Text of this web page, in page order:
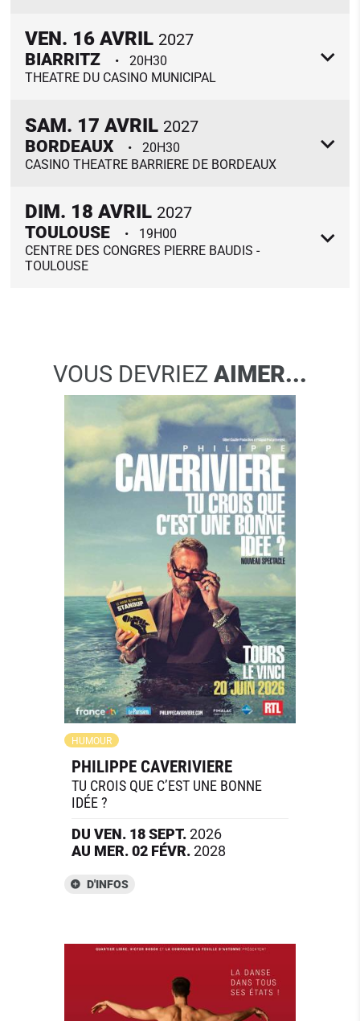
VEN. 16 AVRIL 2027
BIARRITZ
20H30
THEATRE DU CASINO MUNICIPAL
SAM. 17 AVRIL 2027
BORDEAUX
20H30
CASINO THEATRE BARRIERE DE BORDEAUX
DIM. 18 AVRIL 2027
TOULOUSE
19H00
CENTRE DES CONGRES PIERRE BAUDIS -
TOULOUSE
VOUS DEVRIEZ AIMER...
HUMOUR
PHILIPPE CAVERIVIERE
TU CROIS QUE C’EST UNE BONNE
IDÉE ?
DU VEN. 18SEPT.2026
AU MER.02 FÉVR.2028
D'INFOS